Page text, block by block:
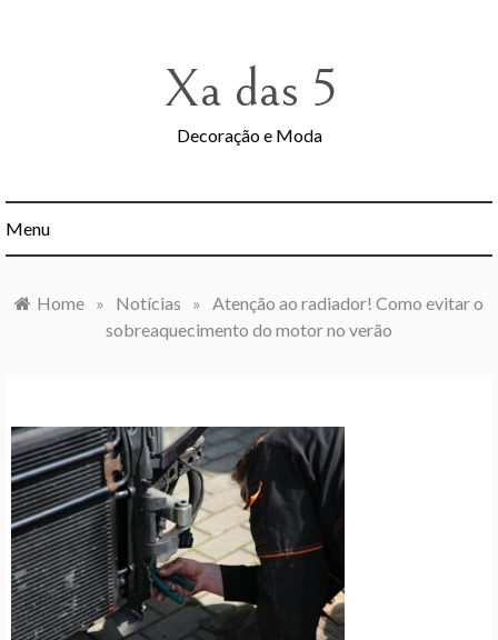
Xa das 5
Decoração e Moda
Menu
Home » Notícias » Atenção ao radiador! Como evitar o
sobreaquecimento do motor no verão